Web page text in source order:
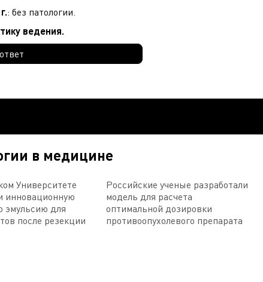
: без патологии.
ведения.
в медицине
Университете
инновационную
эмульсию для
после резекции
Российские ученые разработали
модель для расчета
оптимальной дозировки
противоопухолевого препарата